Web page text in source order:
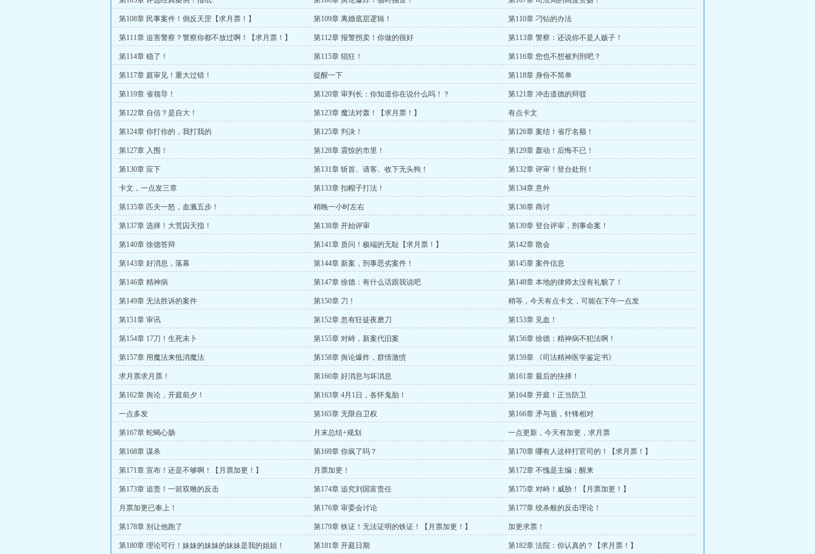
第108章 民事案件！倒反天罡【求月票！】 第109章 离婚底层逻辑！ 第110章 刁钻的办法
第111章 迫害警察？警察你都不放过啊！【求月票！】 第112章 报警拐卖！你做的很好 第113章 警察：还说你不是人贩子！
第114章 稳了！ 第115章 猖狂！ 第116章 您也不想被判刑吧？
第117章 庭审见！重大过错！ 提醒一下 第118章 身份不简单
第119章 省领导！ 第120章 审判长：你知道你在说什么吗！？ 第121章 冲击道德的辩驳
第122章 自信？是自大！ 第123章 魔法对轰！【求月票！】 有点卡文
第124章 你打你的，我打我的 第125章 判决！ 第126章 案结！省厅名额！
第127章 入围！ 第128章 震惊的市里！ 第129章 轰动！后悔不已！
第130章 应下 第131章 斩首、请客、收下无头狗！ 第132章 评审！登台处刑！
卡文，一点发三章 第133章 扣帽子打法！ 第134章 意外
第135章 匹夫一怒，血溅五步！ 稍晚一小时左右 第136章 商讨
第137章 选择！大荒囚天指！ 第138章 开始评审 第139章 登台评审，刑事命案！
第140章 徐德答辩 第141章 质问！极端的无耻【求月票！】 第142章 散会
第143章 好消息，落幕 第144章 新案，刑事恶劣案件！ 第145章 案件信息
第146章 精神病 第147章 徐德：有什么话跟我说吧 第148章 本地的律师太没有礼貌了！
第149章 无法胜诉的案件 第150章 刀！ 稍等，今天有点卡文，可能在下午一点发
第151章 审讯 第152章 忽有狂徒夜磨刀 第153章 见血！
第154章 17刀！生死未卜 第155章 对峙，新案代旧案 第156章 徐德：精神病不犯法啊！
第157章 用魔法来抵消魔法 第158章 舆论爆炸，群情激愤 第159章 《司法精神医学鉴定书》
求月票求月票！ 第160章 好消息与坏消息 第161章 最后的抉择！
第162章 舆论，开庭前夕！ 第163章 4月1日，各怀鬼胎！ 第164章 开庭！正当防卫
一点多发 第165章 无限自卫权 第166章 矛与盾，针锋相对
第167章 蛇蝎心肠 月末总结+规划 一点更新，今天有加更，求月票
第168章 谋杀 第169章 你疯了吗？ 第170章 哪有人这样打官司的！【求月票！】
第171章 宣布！还是不够啊！【月票加更！】 月票加更！ 第172章 不愧是主编；醒来
第173章 追责！一箭双雕的反击 第174章 追究刘国富责任 第175章 对峙！威胁！【月票加更！】
月票加更已奉上！ 第176章 审委会讨论 第177章 绞杀般的反击理论！
第178章 别让他跑了 第179章 铁证！无法证明的铁证！【月票加更！】 加更求票！
第180章 理论可行！妹妹的妹妹的妹妹是我的姐姐！ 第181章 开庭日期 第182章 法院：你认真的？【求月票！】